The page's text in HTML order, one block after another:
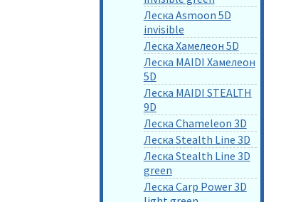
Леска Asmoon 5D
invisible
Леска Хамелеон 5D
Леска MAIDI Хамелеон
5D
Леска MAIDI STEALTH
9D
Леска Chameleon 3D
Леска Stealth Line 3D
Леска Stealth Line 3D
green
Леска Carp Power 3D